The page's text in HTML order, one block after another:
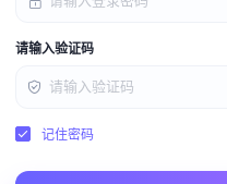
请输入验证码
记住密码